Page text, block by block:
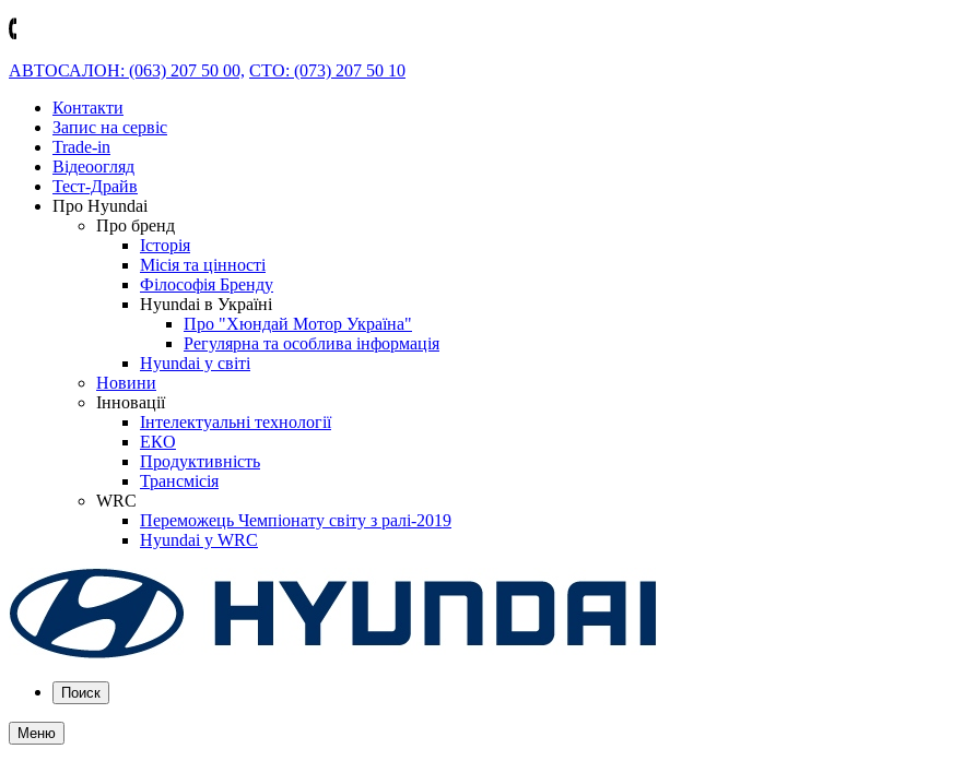
АВТОСАЛОН: (063) 207 50 00, СТО: (073) 207 50 10
Контакти
Запис на сервіс
Trade-in
Відеоогляд
Тест-Драйв
Про Hyundai
Про бренд
Історія
Місія та цінності
Філософія Бренду
Hyundai в Україні
Про "Хюндай Мотор Україна"
Регулярна та особлива інформація
Hyundai у світі
Новини
Інновації
Інтелектуальні технології
ЕКО
Продуктивність
Трансмісія
WRC
Переможець Чемпіонату світу з ралі-2019
Hyundai у WRC
Поиск
Меню